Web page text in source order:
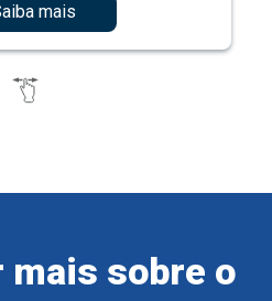
mais
mais sobre o